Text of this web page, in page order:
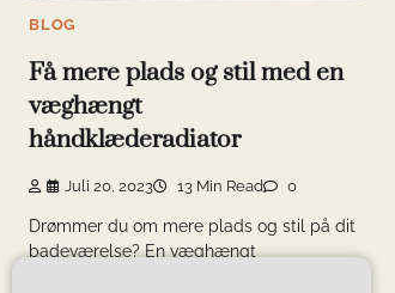
BLOG
Få mere plads og stil med en
væghængt
håndklæderadiator
Juli 20, 2023 13 Min Read 0
Drømmer du om mere plads og stil på dit
badeværelse? En væghængt